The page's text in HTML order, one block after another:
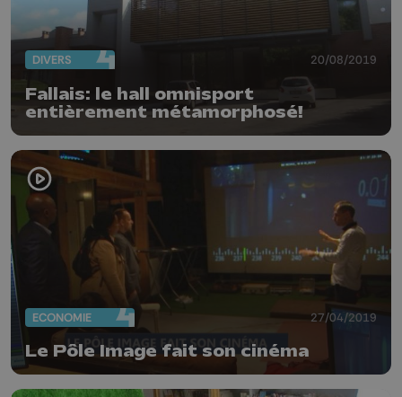
DIVERS 20/08/2019
Fallais: le hall omnisport
entièrement métamorphosé!
ECONOMIE 27/04/2019
Le Pôle Image fait son cinéma